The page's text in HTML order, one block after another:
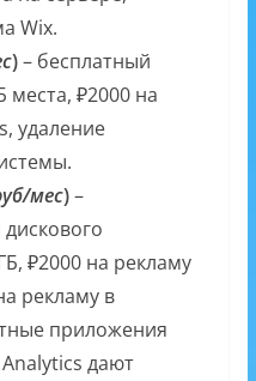
Wix.
)– бесплатный
₽2000 на
удаление
мес)–
₽2000 на рекламу
рекламу в
приложения
дают